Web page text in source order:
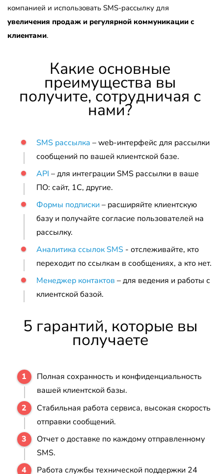
компанией и использовать SMS-рассылку для
увеличения продаж и регулярной коммуникации с
клиентами.
Какие основные
преимущества вы
получите, сотрудничая с
нами?
SMS рассылка – web-интерфейс для рассылки
сообщений по вашей клиентской базе.
API – для интеграции SMS рассылки в ваше
ПО: сайт, 1C, другие.
Формы подписки – расширяйте клиентскую
базу и получайте согласие пользователей на
рассылку.
Аналитика ссылок SMS - отслеживайте, кто
переходит по ссылкам в сообщениях, а кто нет.
Менеджер контактов – для ведения и работы с
клиентской базой.
5 гарантий, которые вы
получаете
Полная сохранность и конфиденциальность
вашей клиентской базы.
Стабильная работа сервиса, высокая скорость
отправки сообщений.
Отчет о доставке по каждому отправленному
SMS.
Работа службы технической поддержки 24